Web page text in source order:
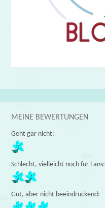
MEINE BEWERTUNGEN
Geht gar nicht:
Schlecht, vielleicht noch für Fans:
Gut, aber nicht beeindruckend: